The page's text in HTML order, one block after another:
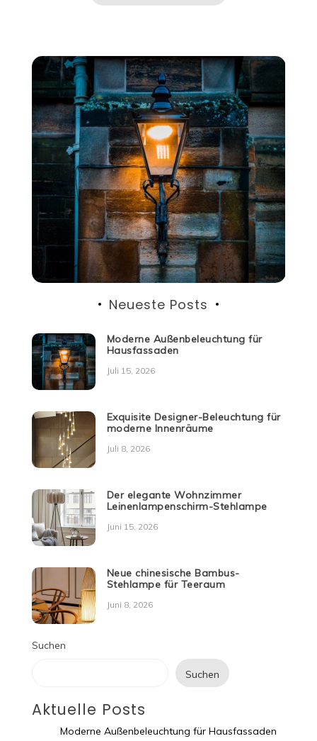
Neueste Posts
Moderne Außenbeleuchtung für
Hausfassaden
Juli 15, 2026
Exquisite Designer-Beleuchtung für
moderne Innenräume
Juli 8, 2026
Der elegante Wohnzimmer
Leinenlampenschirm-Stehlampe
Juni 15, 2026
Neue chinesische Bambus-
Stehlampe für Teeraum
Juni 8, 2026
Suchen
Suchen
Aktuelle Posts
Moderne Außenbeleuchtung für Hausfassaden